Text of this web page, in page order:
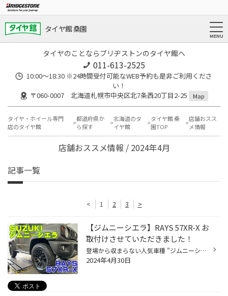
タイヤ館 桑園
タイヤのことならブリヂストンのタイヤ館へ
011-613-2525
10:00～18:30 ※24時間受付可能なWEB予約も是非ご利用くださ
い！
〒060-0007 北海道札幌市中央区北7条西20丁目2-25
Map
タイヤ・ホイール専門
店のタイヤ館
都道府県か
ら探す
北海道のタ
イヤ館
タイヤ館 桑
園TOP
店舗おスス
メ情報
店舗おススメ情報 / 2024年4月
記事一覧
< 1 2 3 >
【ジムニーシエラ】RAYS 57XR-X お
取付けさせていただきました！
登場から収まらない人気車種 ”ジムニーシエラ” 【タイヤ】 新商品 DUELER（デューラー） A/T002 215/70R16 100S 【アルミホイール】 RAYS（レイズ） gramLIGHTS 57XR-X SUVにもR-LINE第3の使徒 最高峰のドリフト競技をはじめ、 さまざまなシーンで支持を得ているグラムライツ57“Rシリーズ”の3作目「...
2024年4月30日